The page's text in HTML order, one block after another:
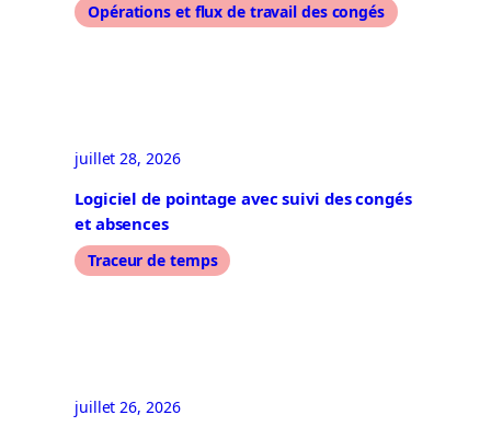
Opérations et flux de travail des congés
juillet 28, 2026
Logiciel de pointage avec suivi des congés
et absences
Traceur de temps
juillet 26, 2026